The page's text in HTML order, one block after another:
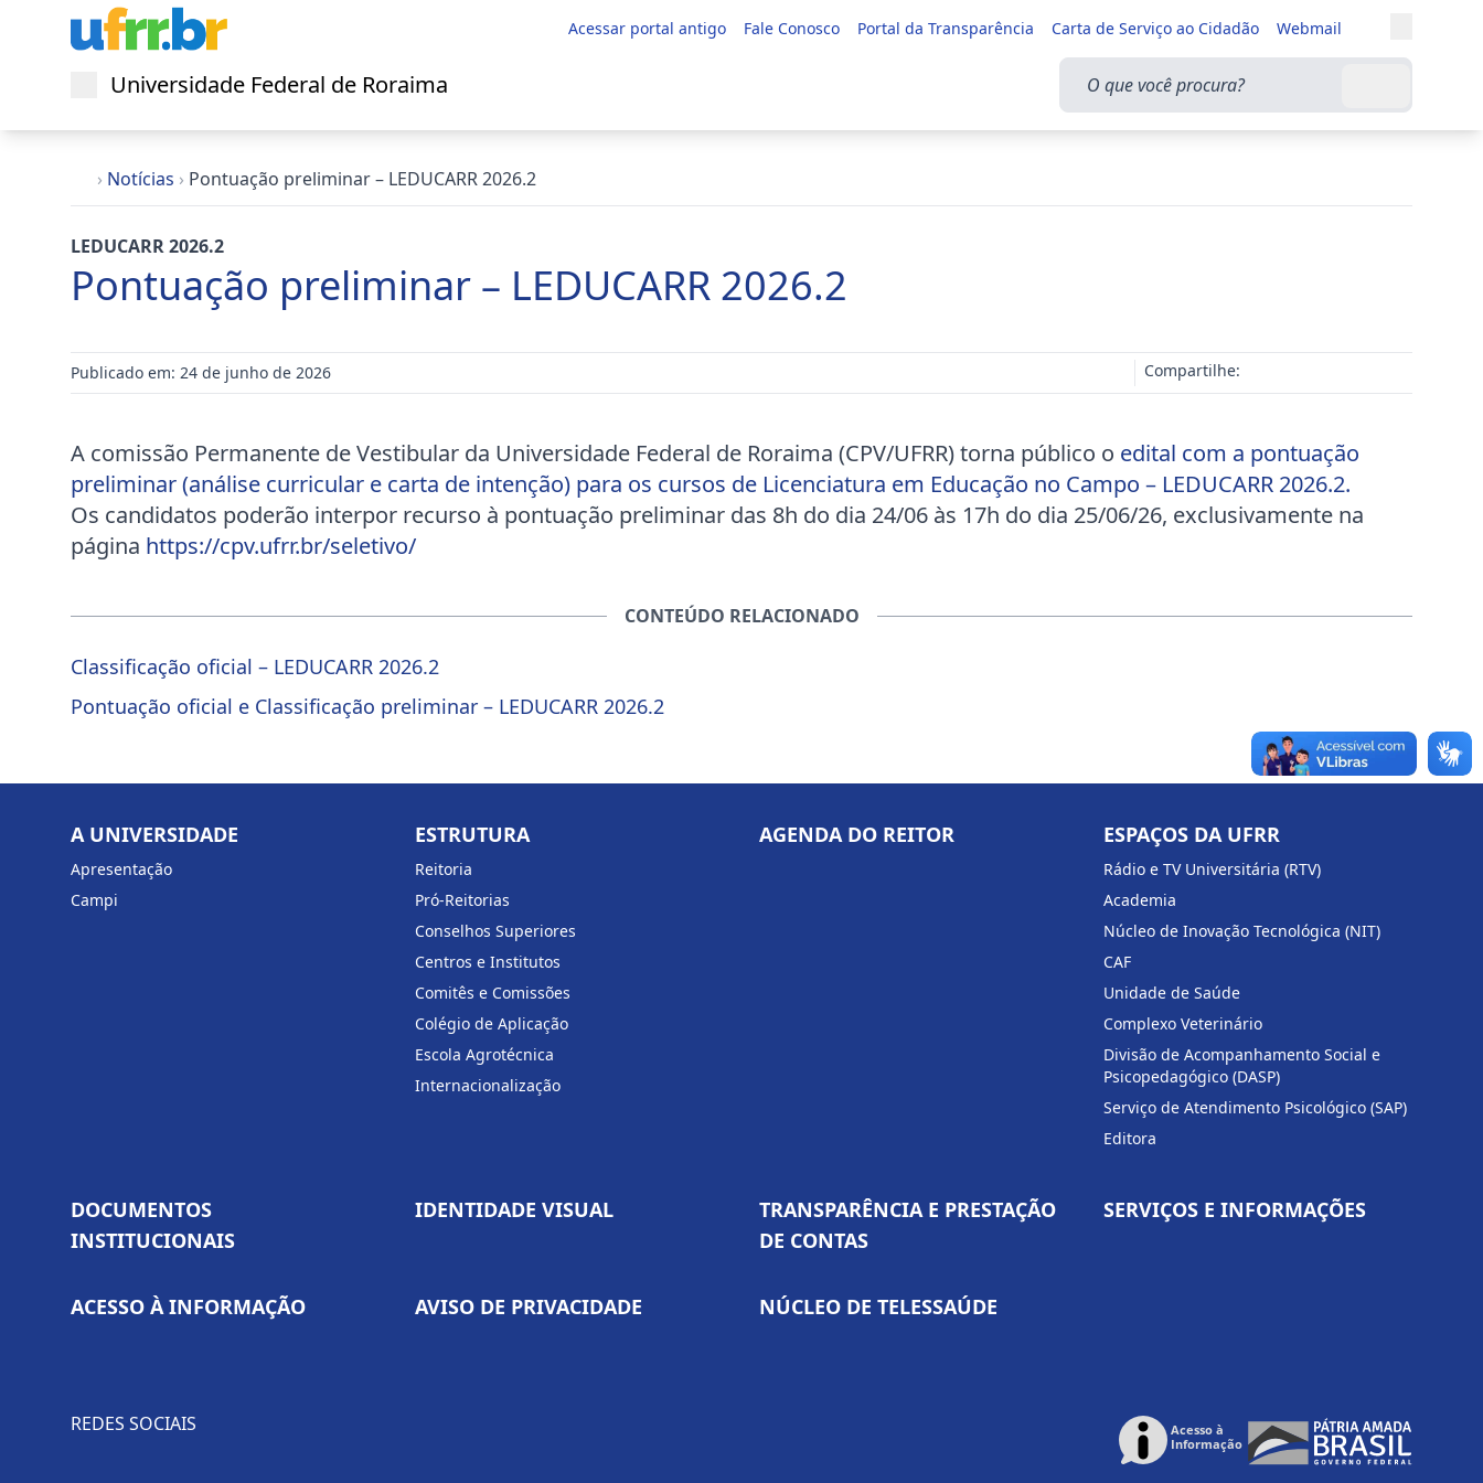
Acessar portal antigo Fale Conosco Portal da Transparência Carta de Serviço ao Cidadão Webmail
Alternar
Abrir menu
Universidade Federal de Roraima
O que você procura?
Buscar
› Notícias › Pontuação preliminar – LEDUCARR 2026.2
LEDUCARR 2026.2
Pontuação preliminar – LEDUCARR 2026.2
Publicado em: 24 de junho de 2026 Compartilhe:
A comissão Permanente de Vestibular da Universidade Federal de Roraima (CPV/UFRR) torna público o edital com a pontuação
preliminar (análise curricular e carta de intenção) para os cursos de Licenciatura em Educação no Campo – LEDUCARR 2026.2.
Os candidatos poderão interpor recurso à pontuação preliminar das 8h do dia 24/06 às 17h do dia 25/06/26, exclusivamente na
página https://cpv.ufrr.br/seletivo/
CONTEÚDO RELACIONADO
Classificação oficial – LEDUCARR 2026.2
Pontuação oficial e Classificação preliminar – LEDUCARR 2026.2
A UNIVERSIDADE
Apresentação
Campi
ESTRUTURA
Reitoria
Pró-Reitorias
Conselhos Superiores
Centros e Institutos
Comitês e Comissões
Colégio de Aplicação
Escola Agrotécnica
Internacionalização
AGENDA DO REITOR ESPAÇOS DA UFRR
Rádio e TV Universitária (RTV)
Academia
Núcleo de Inovação Tecnológica (NIT)
CAF
Unidade de Saúde
Complexo Veterinário
Divisão de Acompanhamento Social e
Psicopedagógico (DASP)
Serviço de Atendimento Psicológico (SAP)
Editora
DOCUMENTOS
INSTITUCIONAIS
IDENTIDADE VISUAL
TRANSPARÊNCIA E PRESTAÇÃO
DE CONTAS
SERVIÇOS E INFORMAÇÕES
ACESSO À INFORMAÇÃO AVISO DE PRIVACIDADE NÚCLEO DE TELESSAÚDE
REDES SOCIAIS